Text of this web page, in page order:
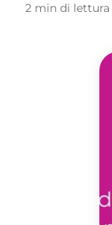
2 min di lettura